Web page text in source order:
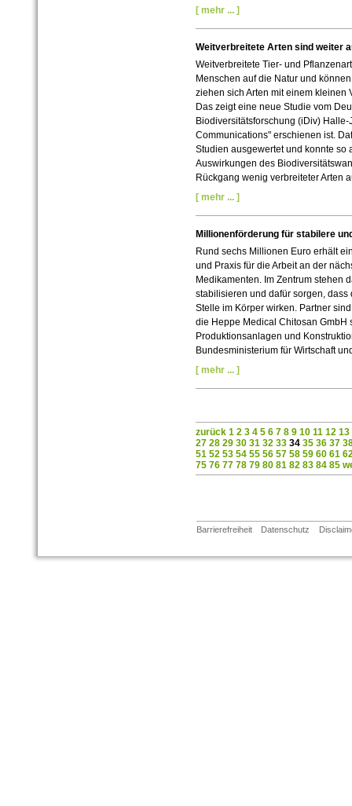
[ mehr ... ]
Weitverbreitete Arten sind weiter
Weitverbreitete Tier- und
Menschen auf die Natur und
ziehen sich Arten mit einem kleinen
Das zeigt eine neue Studie vom
Biodiversitätsforschung (iDiv)
Communications" erschienen ist.
Studien ausgewertet und konnte so
Auswirkungen des
Rückgang wenig verbreiteter Arten
[ mehr ... ]
Millionenförderung für stabilere
Rund sechs Millionen Euro erhält
und Praxis für die Arbeit an der
Medikamenten. Im Zentrum stehen
stabilisieren und dafür sorgen,
Stelle im Körper wirken. Partner
die Heppe Medical Chitosan GmbH
Produktionsanlagen und
Bundesministerium für Wirtschaft
[ mehr ... ]
zurück 1 2 3 4 5 6 7 8 9 10 11 12 13
27 28 29 30 31 32 3334 35 36 37
51 52 53 54 55 56 57 58 59 60 61
75 76 77 78 79 80 81 82 83 84 85
Barrierefreiheit Datenschutz